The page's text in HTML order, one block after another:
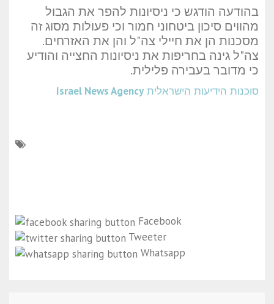
בהודעה הודגש כי ניסיונות להפר את הגבול
מהווים סיכון ביטחוני חמור וכי פעולות מסוג זה
מסכנות הן את חיילי צה"ל והן את האזרחים.
צה"ל גינה בחריפות את ניסיונות החצייה והודיע
כי מדובר בעבירה פלילית.
סוכנות הידיעות הישראלית Israel News Agency
Facebook
Tweeter
Whatsapp